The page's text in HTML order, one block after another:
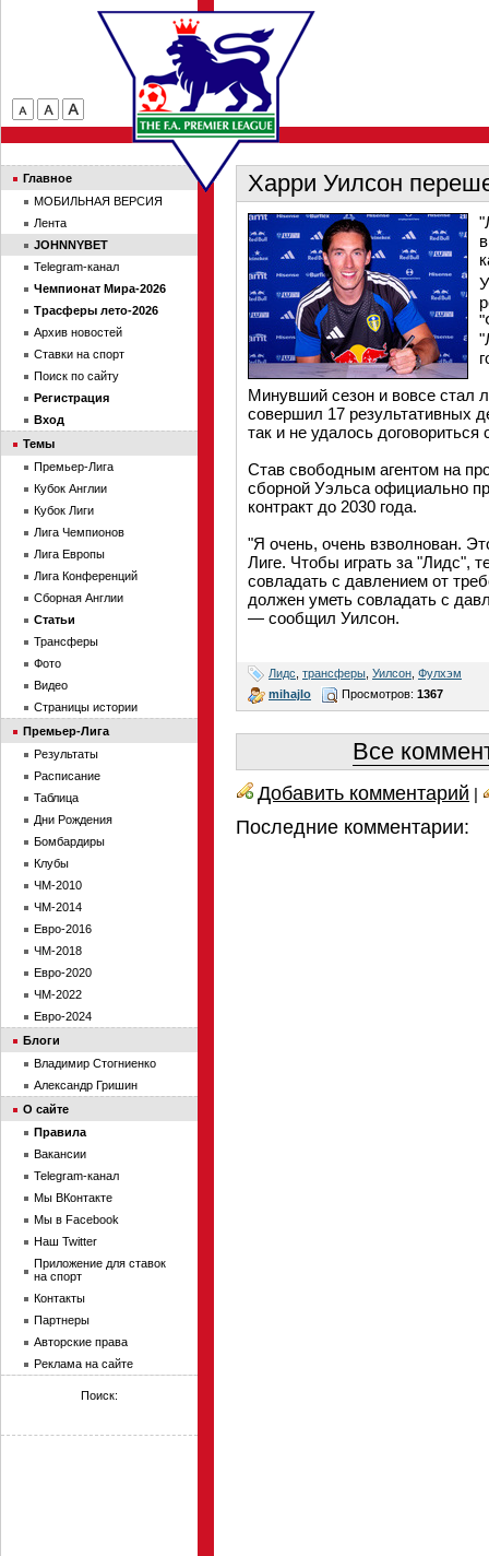
Харри Уилсон
Минувший сезон и вовсе стал
совершил 17 результативных
так и не удалось
Став свободным агентом на
сборной Уэльса официально
контракт до 2030 года.
"Я очень, очень взволнован.
Лиге. Чтобы играть за "Лидс",
совладать с давлением от
должен уметь совладать с
— сообщил Уилсон.
Лидс трансферы Уилсон Фулхэм
mihajlo
Просмотров: 1367
Все
Добавить комментарий |
Последние комментарии:
Главное
МОБИЛЬНАЯ ВЕРСИЯ
Лента
JOHNNYBET
Telegram-канал
Чемпионат Мира-2026
Трасферы лето-2026
Архив новостей
Ставки на спорт
Поиск по сайту
Регистрация
Вход
Темы
Премьер-Лига
Кубок Англии
Кубок Лиги
Лига Чемпионов
Лига Европы
Лига Конференций
Сборная Англии
Статьи
Трансферы
Фото
Видео
Страницы истории
Премьер-Лига
Результаты
Расписание
Таблица
Дни Рождения
Бомбардиры
Клубы
ЧМ-2010
ЧМ-2014
Евро-2016
ЧМ-2018
Евро-2020
ЧМ-2022
Евро-2024
Блоги
Владимир Стогниенко
Александр Гришин
О сайте
Правила
Вакансии
Telegram-канал
Мы ВКонтакте
Мы в Facebook
Наш Twitter
Приложение для ставок
на спорт
Контакты
Партнеры
Авторские права
Реклама на сайте
Поиск: